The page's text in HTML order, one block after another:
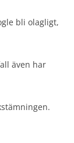
bli olagligt,
även har